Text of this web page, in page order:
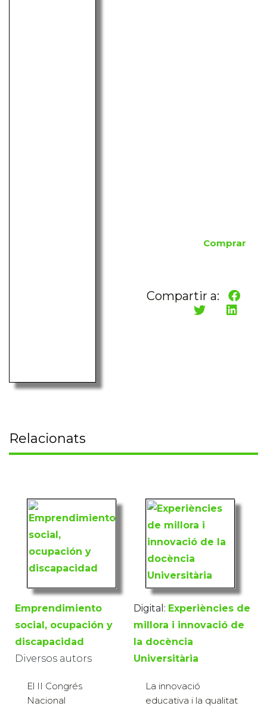
Comprar
Compartir a:
Relacionats
Emprendimiento
social, ocupación y
discapacidad
Diversos autors
El II Congrés
Nacional
Digital: Experiències de
millora i innovació de
la docència
Universitària
La innovació
educativa i la qualitat